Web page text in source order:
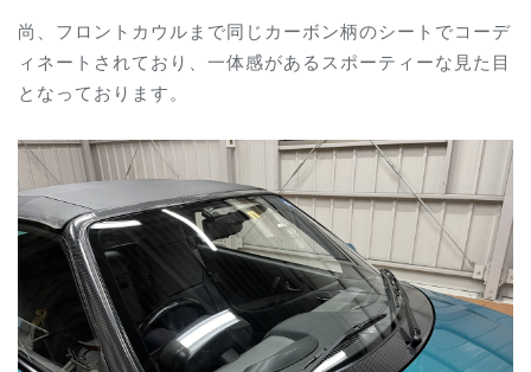
尚、フロントカウルまで同じカーボン柄のシートでコーデ
ィネートされており、一体感があるスポーティーな見た目
となっております。